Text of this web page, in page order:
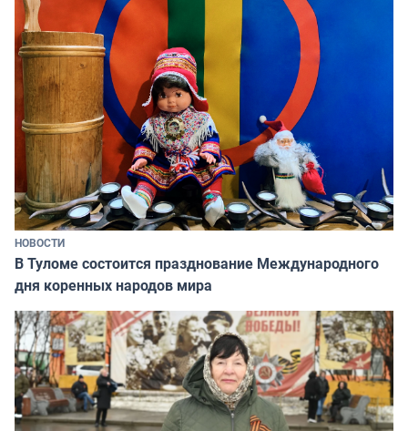
НОВОСТИ
В Туломе состоится празднование Международного
дня коренных народов мира